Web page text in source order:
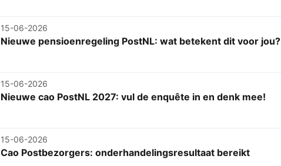
15-06-2026
Nieuwe pensioenregeling PostNL: wat betekent dit voor jou?
15-06-2026
Nieuwe cao PostNL 2027: vul de enquête in en denk mee!
15-06-2026
Cao Postbezorgers: onderhandelingsresultaat bereikt